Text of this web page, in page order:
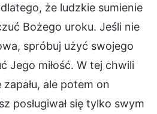
że ludzkie sumienie
Bożego uroku. Jeśli nie
spróbuj użyć swojego
Jego miłość. W tej chwili
ale potem on
posługiwał się tylko swym